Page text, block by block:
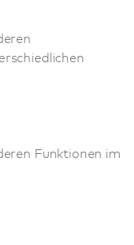
Funktionen im